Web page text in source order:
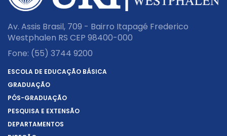
Av. Assis Brasil, 709 - Bairro Itapagé Frederico
Westphalen RS CEP 98400-000
Fone: (55) 3744 9200
ESCOLA DE EDUCAÇÃO BÁSICA
GRADUAÇÃO
PÓS-GRADUAÇÃO
PESQUISA E EXTENSÃO
DEPARTAMENTOS